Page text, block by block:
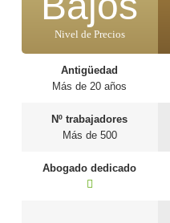
Nivel de Precios
Antigüedad
Más de 20 años
Nº trabajadores
Más de 500
Abogado dedicado